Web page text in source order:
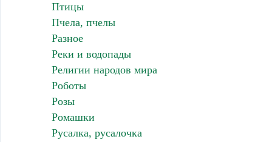
Птицы
Пчела, пчелы
Разное
Реки и водопады
Религии народов мира
Роботы
Розы
Ромашки
Русалка, русалочка